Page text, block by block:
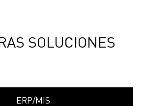
SOLUCIONES
ERP/MIS